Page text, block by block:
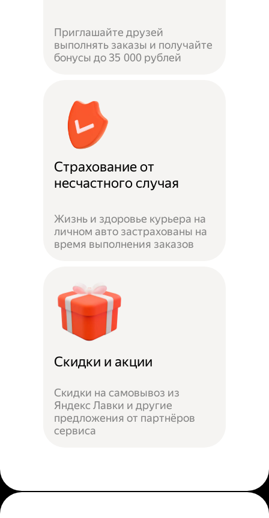
Приглашайте друзей
выполнять заказы и получайте
бонусы до 35 000 рублей
Страхование от
несчастного случая
Жизнь и здоровье курьера на
личном авто застрахованы на
время выполнения заказов
Скидки и акции
Скидки на самовывоз из
Яндекс Лавки и другие
предложения от партнёров
сервиса